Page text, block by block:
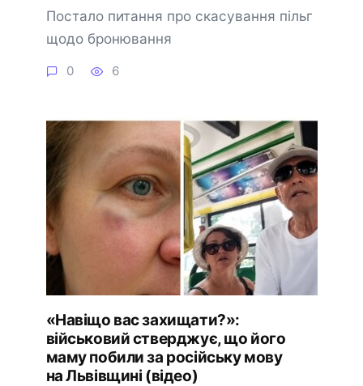
Постало питання про скасування пільг
щодо бронювання
0 6
«Навіщо вас захищати?»:
військовий стверджує, що його
маму побили за російську мову
на Львівщині (відео)